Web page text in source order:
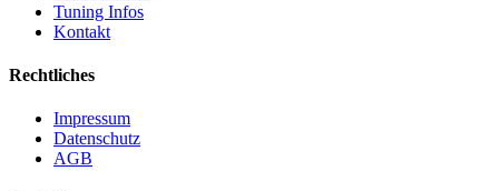
Tuning Infos
Kontakt
Rechtliches
Impressum
Datenschutz
AGB